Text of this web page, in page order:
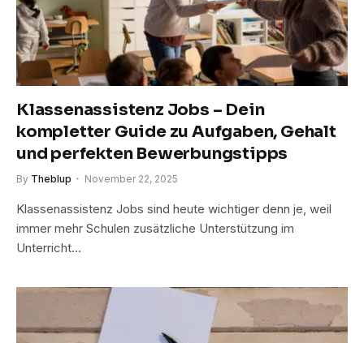
Klassenassistenz Jobs – Dein
kompletter Guide zu Aufgaben, Gehalt
und perfekten Bewerbungstipps
By Theblup November 22, 2025
Klassenassistenz Jobs sind heute wichtiger denn je, weil
immer mehr Schulen zusätzliche Unterstützung im
Unterricht…